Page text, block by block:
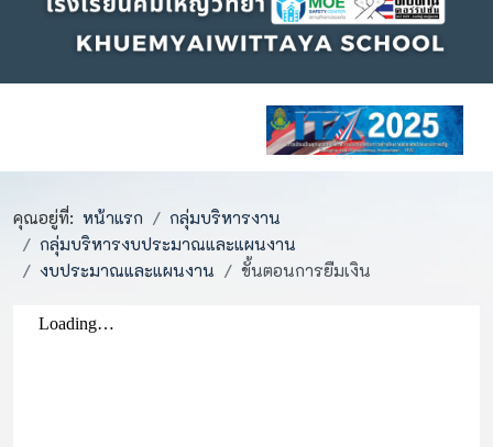
คุณอยู่ที่: หน้าแรก
กลุ่มบริหารงาน
กลุ่มบริหารงบประมาณและแผนงาน
งบประมาณและแผนงาน
ขั้นตอนการยืมเงิน